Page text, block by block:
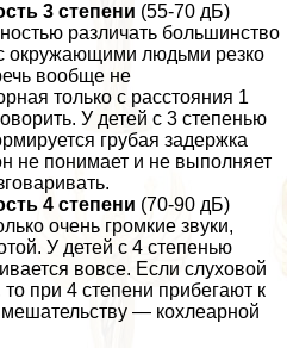
3 степени (55-70 дБ)
различать большинство
окружающими людьми резко
вообще не
только с расстояния 1
У детей с 3 степенью
грубая задержка
не понимает и не выполняет
4 степени (70-90 дБ)
очень громкие звуки,
У детей с 4 степенью
вовсе. Если слуховой
при 4 степени прибегают к
— кохлеарной